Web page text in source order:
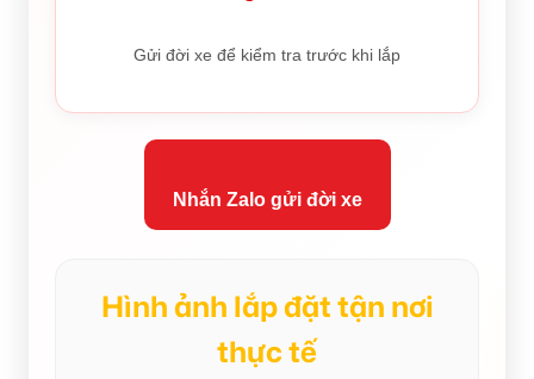
Gửi đời xe để kiểm tra trước khi lắp
Nhắn Zalo gửi đời xe
Hình ảnh lắp đặt tận nơi
thực tế